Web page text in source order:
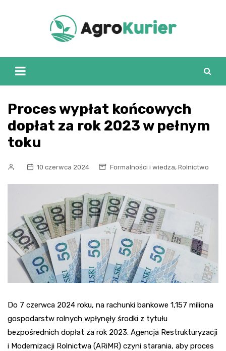
Proces wypłat końcowych
dopłat za rok 2023 w pełnym
toku
10 czerwca 2024 Formalności i wiedza, Rolnictwo
Do 7 czerwca 2024 roku, na rachunki bankowe 1,157 miliona
gospodarstw rolnych wpłynęły środki z tytułu
bezpośrednich dopłat za rok 2023. Agencja Restrukturyzacji
i Modernizacji Rolnictwa (ARiMR) czyni starania, aby proces